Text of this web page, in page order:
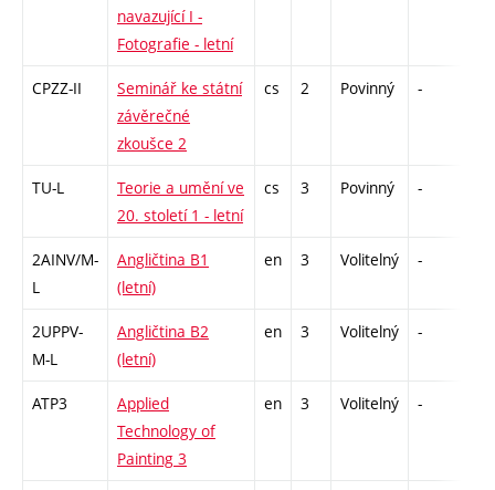
navazující I -
Fotografie - letní
CPZZ-II
Seminář ke státní
závěrečné
zkoušce 2
cs 2 Povinný -
TU-L
Teorie a umění ve
20. století 1 - letní
cs 3 Povinný -
2AINV/M-
L
Angličtina B1
(letní)
en 3 Volitelný -
2UPPV-
M-L
Angličtina B2
(letní)
en 3 Volitelný -
ATP3
Applied
Technology of
Painting 3
en 3 Volitelný -